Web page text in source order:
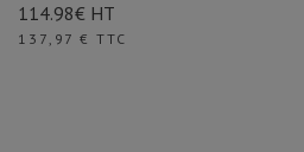
114.98€ HT
Prix
137,97 € TTC